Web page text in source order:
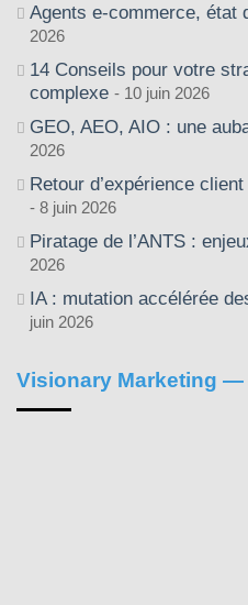
Agents e-commerce, état
2026
14 Conseils pour votre
complexe
10 juin 2026
GEO, AEO, AIO : une
2026
Retour d’expérience
8 juin 2026
Piratage de l’ANTS :
2026
IA : mutation accélérée
juin 2026
Visionary Marketing —